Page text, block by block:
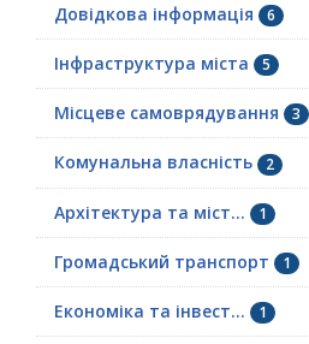
Довідкова інформація 6
Інфраструктура міста 5
Місцеве самоврядування 3
Комунальна власність 2
Архітектура та міст... 1
Громадський транспорт 1
Економіка та інвест... 1